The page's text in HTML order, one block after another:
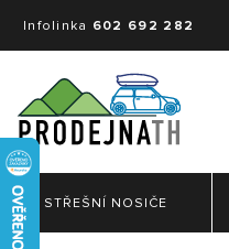
Infolinka 602 692 282
STŘEŠNÍ NOSIČE